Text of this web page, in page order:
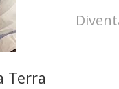
Terra